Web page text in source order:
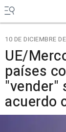
10 DE DICIEMBRE
UE/
países
"vender"
acuerdo